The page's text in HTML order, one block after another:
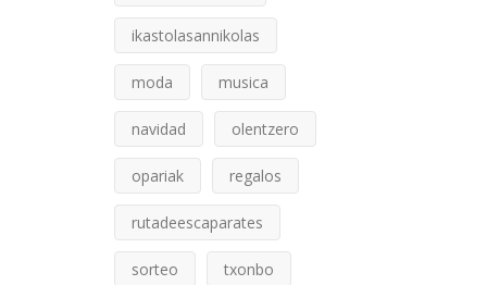
ikastolasannikolas
moda musica
navidad olentzero
opariak regalos
rutadeescaparates
sorteo txonbo